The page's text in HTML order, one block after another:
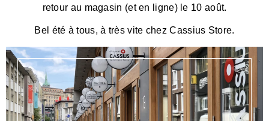
retour au magasin (et en ligne) le 10 août.
Bel été à tous, à très vite chez Cassius Store.